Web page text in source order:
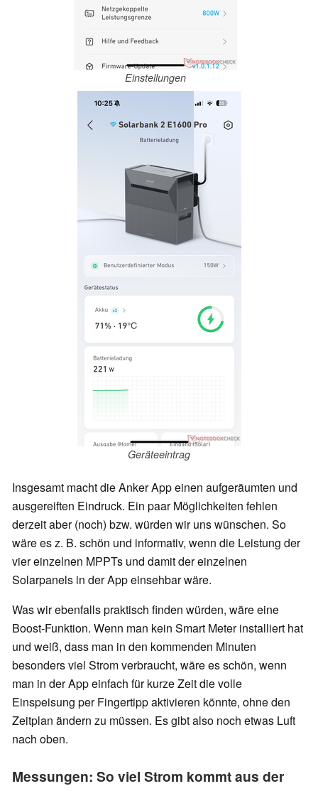
Einstellungen
Geräteeintrag
Insgesamt macht die Anker App einen aufgeräumten und
ausgereiften Eindruck. Ein paar Möglichkeiten fehlen
derzeit aber (noch) bzw. würden wir uns wünschen. So
wäre es z. B. schön und informativ, wenn die Leistung der
vier einzelnen MPPTs und damit der einzelnen
Solarpanels in der App einsehbar wäre.
Was wir ebenfalls praktisch finden würden, wäre eine
Boost-Funktion. Wenn man kein Smart Meter installiert hat
und weiß, dass man in den kommenden Minuten
besonders viel Strom verbraucht, wäre es schön, wenn
man in der App einfach für kurze Zeit die volle
Einspeisung per Fingertipp aktivieren könnte, ohne den
Zeitplan ändern zu müssen. Es gibt also noch etwas Luft
nach oben.
Messungen: So viel Strom kommt aus der